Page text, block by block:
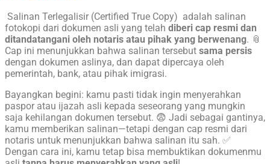
Salinan Terlegalisir (Certified True Copy) adalah salinan
fotokopi dari dokumen asli yang telah diberi cap resmi dan
ditandatangani oleh notaris atau pihak yang berwenang. 📎
Cap ini menunjukkan bahwa salinan tersebut sama persis
dengan dokumen aslinya, dan dapat dipercaya oleh
pemerintah, bank, atau pihak imigrasi.
Bayangkan begini: kamu pasti tidak ingin menyerahkan
paspor atau ijazah asli kepada seseorang yang mungkin
saja kehilangan dokumen tersebut. 😨 Jadi sebagai gantinya,
kamu memberikan salinan—tetapi dengan cap resmi dari
notaris untuk menunjukkan bahwa salinan itu sah. ✅
Dengan cara ini, kamu tetap bisa membuktikan dokumenmu